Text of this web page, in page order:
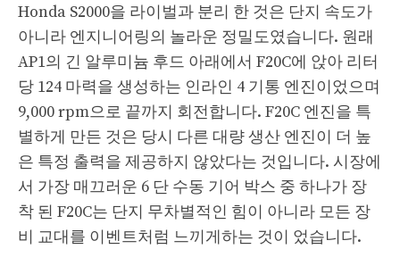
Honda S2000을 라이벌과 분리 한 것은 단지 속도가
아니라 엔지니어링의 놀라운 정밀도였습니다. 원래
AP1의 긴 알루미늄 후드 아래에서 F20C에 앉아 리터
당 124 마력을 생성하는 인라인 4 기통 엔진이었으며
9,000 rpm으로 끝까지 회전합니다. F20C 엔진을 특
별하게 만든 것은 당시 다른 대량 생산 엔진이 더 높
은 특정 출력을 제공하지 않았다는 것입니다. 시장에
서 가장 매끄러운 6 단 수동 기어 박스 중 하나가 장
착 된 F20C는 단지 무차별적인 힘이 아니라 모든 장
비 교대를 이벤트처럼 느끼게하는 것이 었습니다.